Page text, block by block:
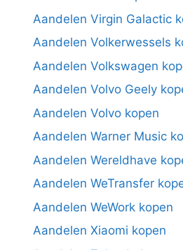
Aandelen Virgin Galactic
Aandelen Volkerwessels
Aandelen Volkswagen
Aandelen Volvo Geely
Aandelen Volvo kopen
Aandelen Warner Music
Aandelen Wereldhave
Aandelen WeTransfer
Aandelen WeWork kopen
Aandelen Xiaomi kopen